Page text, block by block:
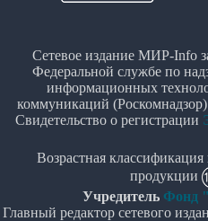
Сетевое издание МИР-Info
Федеральной службе по
информационных
коммуникаций (Роскомнадзор)
Свидетельство о регистрации
Возрастная
продукции
Учредитель Фонд
Главный редактор сетевого